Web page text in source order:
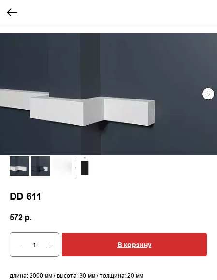
DD 611
572 р.
В корзину
длина: 2000 мм / высота: 30 мм / толщина: 20 мм